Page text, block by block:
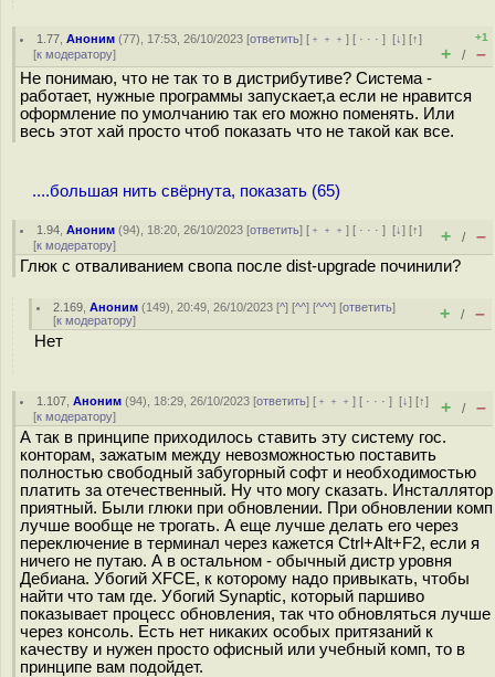
1.77 ,Аноним (77), 17:53, 26/10/2023 [ответить] [ ﹢﹢﹢] [ · · ·][↓] [↑]
[к модератору]
+1
+ / –
Не понимаю, что не так то в дистрибутиве? Система -
работает, нужные программы запускает,а если не нравится
оформление по умолчанию так его можно поменять. Или
весь этот хай просто чтоб показать что не такой как все.
....большая нить свёрнута, показать (65)
1.94 ,Аноним (94), 18:20, 26/10/2023 [ответить] [ ﹢﹢﹢] [ · · ·][↓] [↑]
[к модератору] + / –
Глюк с отваливанием свопа после dist-upgrade починили?
2.169 ,Аноним (149), 20:49, 26/10/2023 [^] [^^] [^^^] [ответить]
[к модератору] + / –
Нет
1.107 ,Аноним (94), 18:29, 26/10/2023 [ответить] [ ﹢﹢﹢] [ · · ·][↓] [↑]
[к модератору] + / –
А так в принципе приходилось ставить эту систему гос.
конторам, зажатым между невозможностью поставить
полностью свободный забугорный софт и необходимостью
платить за отечественный. Ну что могу сказать. Инсталлятор
приятный. Были глюки при обновлении. При обновлении комп
лучше вообще не трогать. А еще лучше делать его через
переключение в терминал через кажется Ctrl+Alt+F2, если я
ничего не путаю. А в остальном - обычный дистр уровня
Дебиана. Убогий XFCE, к которому надо привыкать, чтобы
найти что там где. Убогий Synaptic, который паршиво
показывает процесс обновления, так что обновляться лучше
через консоль. Есть нет никаких особых притязаний к
качеству и нужен просто офисный или учебный комп, то в
принципе вам подойдет.